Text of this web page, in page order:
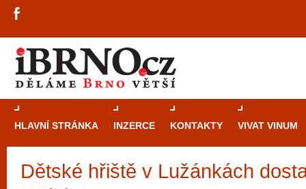
HLAVNÍ STRÁNKA INZERCE KONTAKTY VIVAT VINUM
Dětské hřiště v Lužánkách
Průvodce